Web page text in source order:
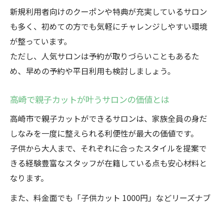
新規利用者向けのクーポンや特典が充実しているサロン
も多く、初めての方でも気軽にチャレンジしやすい環境
が整っています。
ただし、人気サロンは予約が取りづらいこともあるた
め、早めの予約や平日利用も検討しましょう。
高崎で親子カットが叶うサロンの価値とは
高崎市で親子カットができるサロンは、家族全員の身だ
しなみを一度に整えられる利便性が最大の価値です。
子供から大人まで、それぞれに合ったスタイルを提案で
きる経験豊富なスタッフが在籍している点も安心材料と
なります。
また、料金面でも「子供カット 1000円」などリーズナブ